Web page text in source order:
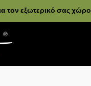
τον εξωτερικό σας χώρο